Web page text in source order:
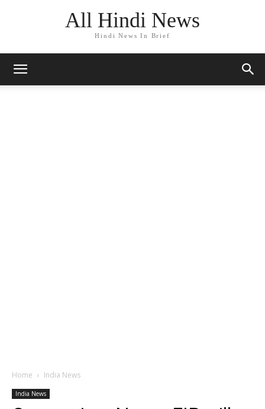
All Hindi News
Hindi News In Brief
Home India News
India News